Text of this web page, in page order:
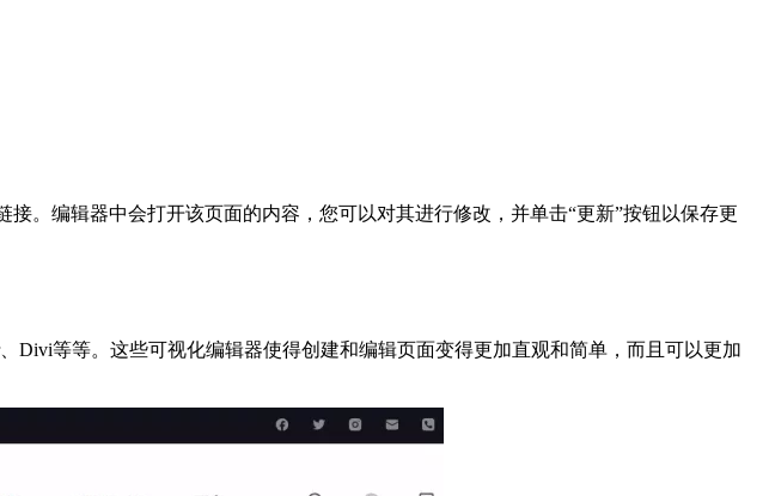
。编辑器中会打开该页面的内容，您可以对其进行修改，并单击“更新”按钮以保存更
Divi等等。这些可视化编辑器使得创建和编辑页面变得更加直观和简单，而且可以更加